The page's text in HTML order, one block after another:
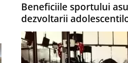
Beneficiile sportului
dezvoltarii